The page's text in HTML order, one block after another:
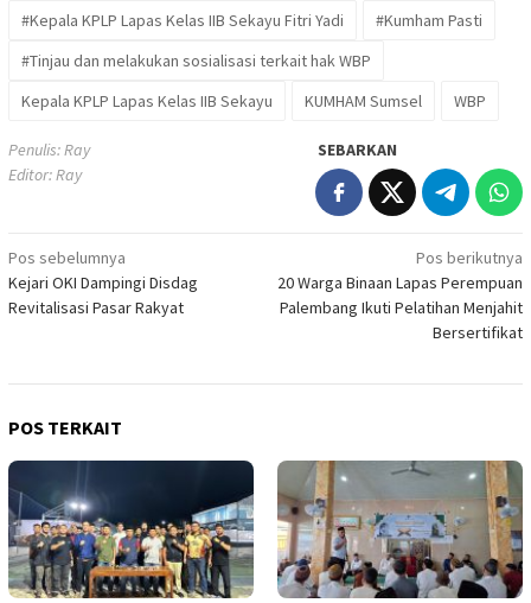
#Kepala KPLP Lapas Kelas IIB Sekayu Fitri Yadi
#Kumham Pasti
#Tinjau dan melakukan sosialisasi terkait hak WBP
Kepala KPLP Lapas Kelas IIB Sekayu
KUMHAM Sumsel WBP
Penulis: Ray
Editor: Ray
SEBARKAN
Navigasi
pos
Pos sebelumnya
Kejari OKI Dampingi Disdag
Revitalisasi Pasar Rakyat
Pos berikutnya
20 Warga Binaan Lapas Perempuan
Palembang Ikuti Pelatihan Menjahit
Bersertifikat
POS TERKAIT